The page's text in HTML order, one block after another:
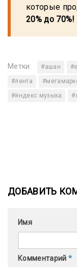
которые
20% до 70%!
Метки: #ашан
#лента
#яндекс музыка
ДОБАВИТЬ
Комментарий *
Имя